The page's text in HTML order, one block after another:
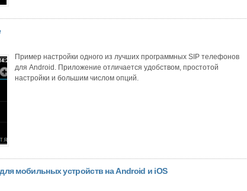
Пример настройки одного из лучших программных SIP телефонов
для Android. Приложение отличается удобством, простотой
настройки и большим числом опций.
мобильных устройств на Android и iOS